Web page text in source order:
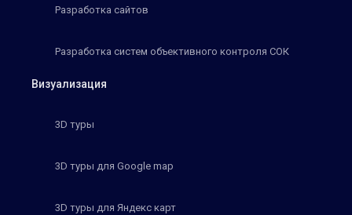
Разработка сайтов
Разработка систем объективного контроля СОК
Визуализация
3D туры
3D туры для Google map
3D туры для Яндекс карт